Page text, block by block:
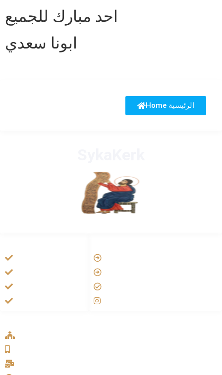
احد مبارك للجميع
ابونا سعدي
Home الرئيسية